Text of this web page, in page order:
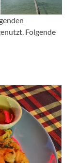
Folgende